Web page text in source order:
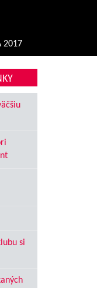
2017
si